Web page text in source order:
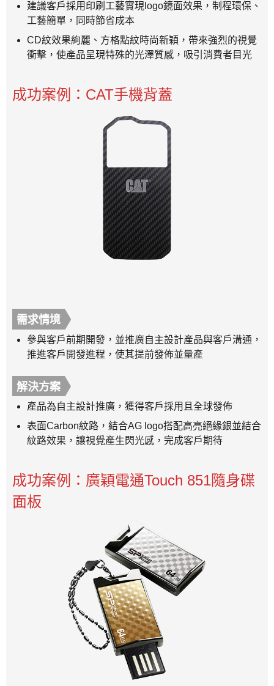
建議客戶採用印刷工藝實現logo鏡面效果，制程環保、
工藝簡單，同時節省成本
CD紋效果絢麗、方格點紋時尚新穎，帶來強烈的視覺
衝擊，使產品呈現特殊的光澤質感，吸引消費者目光
成功案例：CAT手機背蓋
需求情境
參與客戶前期開發，並推廣自主設計產品與客戶溝通，
推進客戶開發進程，使其提前發佈並量產
解決方案
產品為自主設計推廣，獲得客戶採用且全球發佈
表面Carbon紋路，結合AG logo搭配高亮絕緣銀並結合
紋路效果，讓視覺產生閃光感，完成客戶期待
成功案例：廣穎電通Touch 851隨身碟
面板